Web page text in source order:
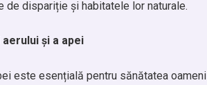
de dispariție și habitatele lor naturale.
și a apei
este esențială pentru sănătatea